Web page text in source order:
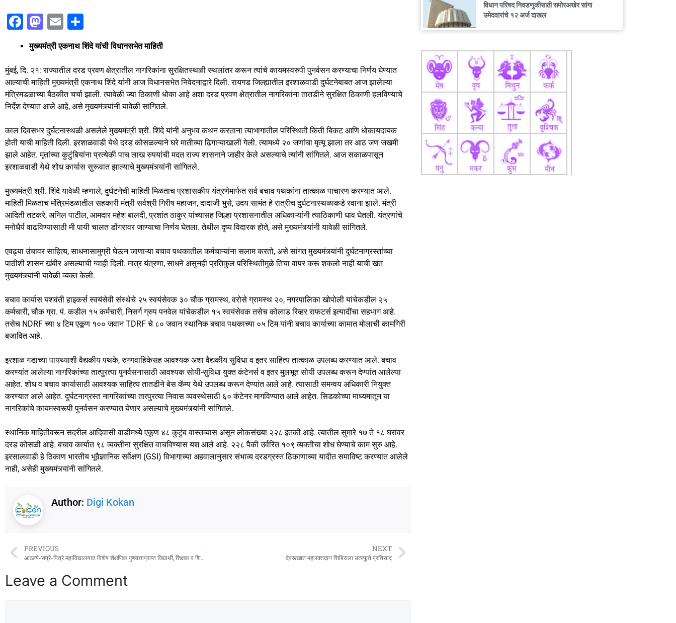
F
c
e
b
o
k
M
a
st
o
d
o
E
ai
l
h
ar
e
मुख्यमंत्री एकनाथ शिंदे यांची विधानसभेत माहिती
मुंबई, दि. २१: राज्यातील दरड प्रवण क्षेत्रातील नागरिकांना सुरक्षितस्थळी स्थलांतर करून त्यांचे कायमस्वरुपी पुनर्वसन करण्याचा निर्णय घेण्यात
आल्याची माहिती मुख्यमंत्री एकनाथ शिंदे यांनी आज विधानसभेत निवेदनाद्वारे दिली. रायगड जिल्ह्यातील इरशाळवाडी दुर्घटनेबाबत आज झालेल्या
मंत्रिमडळाच्या बैठकीत चर्चा झाली. त्यावेळी ज्या ठिकाणी धोका आहे अशा दरड प्रवण क्षेत्रातील नागरिकांना तातडीने सुरक्षित ठिकाणी हलविण्याचे
निर्देश देण्यात आले आहे, असे मुख्यमंत्र्यांनी यावेळी सांगितले.
काल दिवसभर दुर्घटनास्थळी असलेले मुख्यमंत्री श्री. शिंदे यांनी अनुभव कथन करताना त्याभागातील परिस्थिती किती बिकट आणि धोकायदायक
होती याची माहिती दिली. इरशाळवाडी येथे दरड कोसळल्याने घरे मातीच्या ढिगाऱ्याखाली गेली. त्यामध्ये २० जणांचा मृत्यू झाला तर आठ जण जखमी
झाले आहेत. मृतांच्या कुटुंबियांना प्रत्येकी पाच लाख रुपयांची मदत राज्य शासनाने जाहीर केले असल्याचे त्यांनी सांगितले. आज सकाळपासून
इरशाळवाडी येथे शोध कार्यास सुरूवात झाल्याचे मुख्यमंत्र्यांनी सांगितले.
मुख्यमंत्री श्री. शिंदे यावेळी म्हणाले, दुर्घटनेची माहिती मिळताच प्रशासकीय यंत्रणेमार्फत सर्व बचाव पथकांना तात्काळ पाचारण करण्यात आले.
माहिती मिळताच मंत्रिमंडळातील सहकारी मंत्री सर्वश्री गिरीष महाजन, दादाजी भुसे, उदय सामंत हे रात्रीच दुर्घटनास्थळाकडे रवाना झाले. मंत्री
आदिती तटकरे, अनिल पाटील, आमदार महेश बालदी, प्रशांत ठाकुर यांच्यासह जिल्हा प्रशासनातील अधिकाऱ्यांनी त्याठिकाणी धाव घेतली. यंत्रणांचे
मनोधैर्य वाढविण्यासाठी मी पायी चालत डोंगरावर जाण्याचा निर्णय घेतला. तेथील दृष्य विदारक होते, असे मुख्यमंत्र्यांनी यावेळी सांगितले.
एवढ्या उंचावर साहित्य, साधनासामुग्री घेऊन जाणाऱ्या बचाव पथकातील कर्मचाऱ्यांना सलाम करतो, असे सांगत मुख्यमंत्र्यांनी दुर्घटनाग्रस्तांच्या
पाठीशी शासन खंबीर असल्याची ग्वाही दिली. मात्र यंत्रणा, साधने असुनही प्रतिकुल परिस्थितीमुळे तिचा वापर करू शकलो नाही याची खंत
मुख्यमंत्र्यांनी यावेळी व्यक्त केली.
बचाव कार्यास यशवंती हाइकर्स स्वयंसेवी संस्थेचे २५ स्वयंसेवक ३० चौक ग्रामस्थ, वरोसे ग्रामस्थ २०, नगरपालिका खोपोली यांचेकडील २५
कर्मचारी, चौक ग्रा. पं. कडील १५ कर्मचारी, निसर्ग ग्रुप पनवेल यांचेकडील १५ स्वयंसेवक तसेच कोलाड रिव्हर राफटर्स इत्यादींचा सहभाग आहे.
तसेच NDRF च्या ४ टिम एकूण १०० जवान TDRF चे ८० जवान स्थानिक बचाव पथकाच्या ०५ टिम यांनी बचाव कार्याच्या कामात मोलाची कामगिरी
बजावित आहे.
इरशाळ गडाच्या पायथ्याशी वैद्यकीय पथके, रुग्णवाहिकेसह आवश्यक अशा वैद्यकीय सुविधा व इतर साहित्य तात्काळ उपलब्ध करण्यात आले. बचाव
करण्यांत आलेल्या नागरिकांच्या तात्पुरत्या पुनर्वसनासाठी आवश्यक सोयी-सुविधा युक्त कंटेनर्स व इतर मुलभूत सोयी उपलब्ध करून देण्यांत आलेल्या
आहेत. शोध व बचाव कार्यासाठी आवश्यक साहित्य तातडीने बेस कॅम्प येथे उपलब्ध करून देण्यांत आले आहे. त्यासाठी समन्वय अधिकारी नियुक्त
करण्यात आले आहेत. दुर्घटनाग्रस्त नागरिकांच्या तात्पुरत्या निवास व्यवस्थेसाठी ६० कंटेनर मागविण्यात आले आहेत. सिडकोच्या माध्यमातून या
नागरिकांचे कायमस्वरूपी पुनर्वसन करण्यात येणार असल्याचे मुख्यमंत्र्यांनी सांगितले.
स्थानिक माहितीवरून सदरील आदिवासी वाडीमध्ये एकूण ४८ कुटुंब वास्तव्यास असून लोकसंख्या २२८ इतकी आहे. त्यातील सुमारे १७ ते १८ घरांवर
दरड कोसळी आहे. बचाव कार्यात ९८ व्यक्तींना सुरक्षित वाचविण्यास यश आले आहे. २२८ पैकी उर्वरित १०९ व्यक्तीचा शोध घेण्याचे काम सुरु आहे.
इरसालवाडी हे ठिकाण भारतीय भूवैज्ञानिक सर्वेक्षण (GSI) विभागाच्या अहवालानुसार संभाव्य दरडग्रस्त ठिकाणाच्या यादीत समाविष्ट करण्यात आलेले
नाही, असेही मुख्यमंत्र्यांनी सांगितले.
Author: Digi Kokan
PREVIOUS
आठल्ये-सप्रे-पित्रे महाविद्यालयात विशेष शैक्षणिक गुणवत्ताप्राप्त विद्यार्थी, शिक्षक व शिक्षकेतर कर्मचाऱ्यांचा सत्कार
NEXT
देवरूखात महारक्तदान शिबिराला उत्स्फूर्त प्रतिसाद
Leave a Comment
विधान परिषद निवडणुकीसाठी समोरअखेर सांगा
उमेदवारांचे १२ अर्ज दाखल